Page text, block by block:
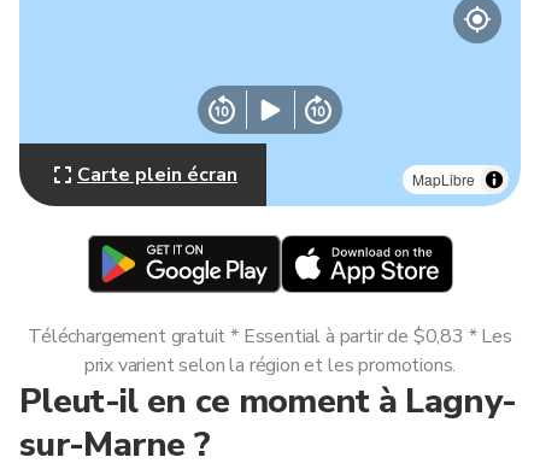
MapLibre
Carte plein écran
Pleut-il en ce moment à Lagny-
sur-Marne ?
Téléchargement gratuit * Essential à partir de $0,83 * Les
prix varient selon la région et les promotions.